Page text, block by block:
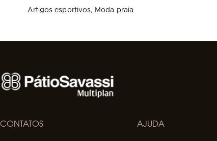
Artigos esportivos, Moda praia
CONTATOS AJUDA